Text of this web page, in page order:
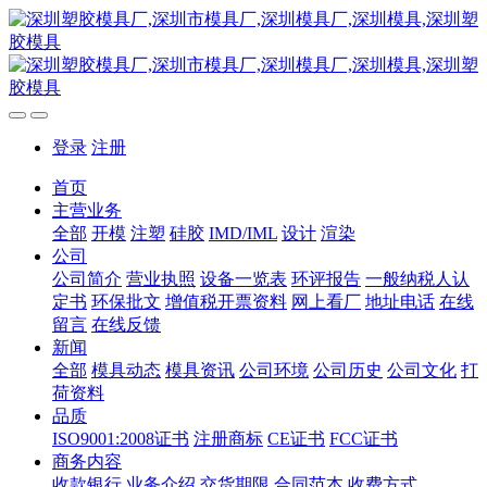
登录 注册
首页
主营业务
全部 开模 注塑 硅胶 IMD/IML 设计 渲染
公司
公司简介 营业执照 设备一览表 环评报告 一般纳税人认
定书 环保批文 增值税开票资料 网上看厂 地址电话 在线
留言 在线反馈
新闻
全部 模具动态 模具资讯 公司环境 公司历史 公司文化 打
荷资料
品质
ISO9001:2008证书 注册商标 CE证书 FCC证书
商务内容